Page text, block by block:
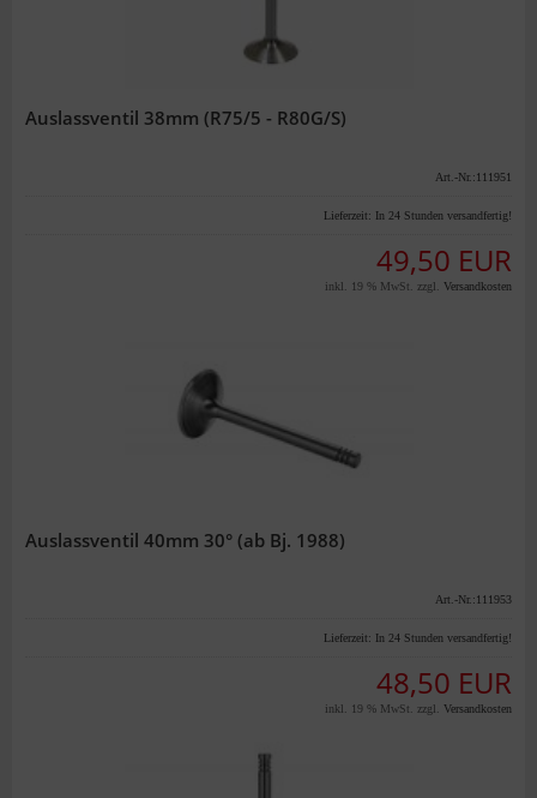
Auslassventil 38mm (R75/5 - R80G/S)
Art.-Nr.:111951
Lieferzeit: In 24 Stunden versandfertig!
49,50 EUR
inkl. 19 % MwSt. zzgl. Versandkosten
Auslassventil 40mm 30° (ab Bj. 1988)
Art.-Nr.:111953
Lieferzeit: In 24 Stunden versandfertig!
48,50 EUR
inkl. 19 % MwSt. zzgl. Versandkosten